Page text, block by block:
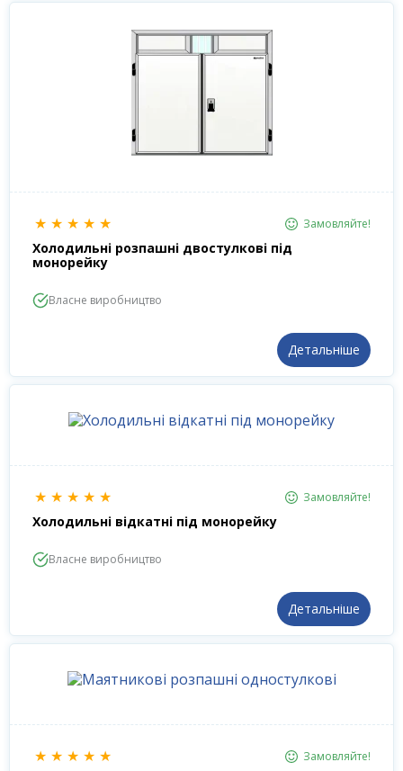
★ ★ ★ ★ ★ Замовляйте!
Холодильні розпашні двостулкові під
монорейку
Власне виробництво
Детальніше
★ ★ ★ ★ ★ Замовляйте!
Холодильні відкатні під монорейку
Власне виробництво
Детальніше
★ ★ ★ ★ ★ Замовляйте!